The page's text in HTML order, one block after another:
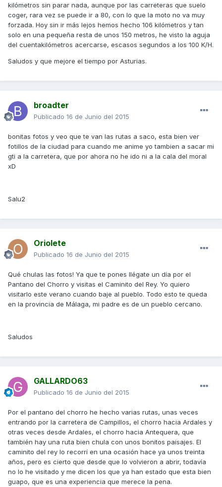
kilómetros sin parar nada, aunque por las carreteras que suelo
coger, rara vez se puede ir a 80, con lo que la moto no va muy
forzada. Hoy sin ir más lejos hemos hecho 106 kilómetros y tan
solo en una pequeña resta de unos 150 metros, he visto la aguja
del cuentakilómetros acercarse, escasos segundos a los 100 K/H.
Saludos y que mejore el tiempo por Asturias.
broadter
Publicado 16 de Junio del 2015
bonitas fotos y veo que te van las rutas a saco, esta bien ver
fotillos de la ciudad para cuando me anime yo tambien a sacar mi
gti a la carretera, que por ahora no he ido ni a la cala del moral
xD
Salu2
Oriolete
Publicado 16 de Junio del 2015
Qué chulas las fotos! Ya que te pones llégate un día por el
Pantano del Chorro y visitas el Caminito del Rey. Yo quiero
visitarlo este verano cuando baje al pueblo. Todo esto te queda
en la provincia de Málaga, mi padre es de un pueblo cercano.
Saludos
GALLARDO63
Publicado 16 de Junio del 2015
Por el pantano del chorro he hecho varias rutas, unas veces
entrando por la carretera de Campillos, el chorro hacia Ardales y
otras veces desde Ardales, el chorro hacia Antequera, que
también hay una ruta bien chula con unos bonitos paisajes. El
caminito del rey lo recorrí en una ocasión hace ya unos treinta
años, pero es cierto que desde que lo volvieron a abrir, todavía
no lo he visitado y me dicen los que ya han estado que esta bien
guapo, que es una experiencia que merece la pena.